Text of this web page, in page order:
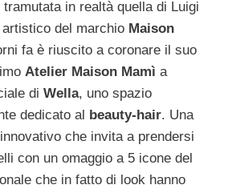
in realtà quella di Luigi
del marchio Maison
fa è riuscito a coronare il suo
Atelier Maison Mamì a
di Wella, uno spazio
dedicato al beauty-hair. Una
che invita a prendersi
con un omaggio a 5 icone del
che in fatto di look hanno